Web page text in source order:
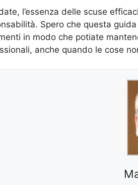
l’essenza delle scuse
Spero che questa
in modo che potiate
anche quando le cose